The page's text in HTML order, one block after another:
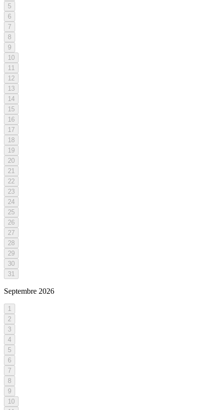
5
6
7
8
9
10
11
12
13
14
15
16
17
18
19
20
21
22
23
24
25
26
27
28
29
30
31
Septembre 2026
1
2
3
4
5
6
7
8
9
10